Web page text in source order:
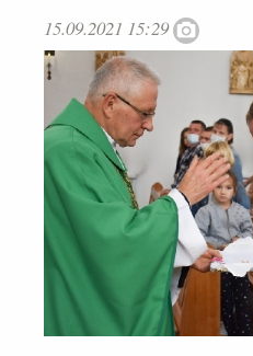
15.09.2021 15:29